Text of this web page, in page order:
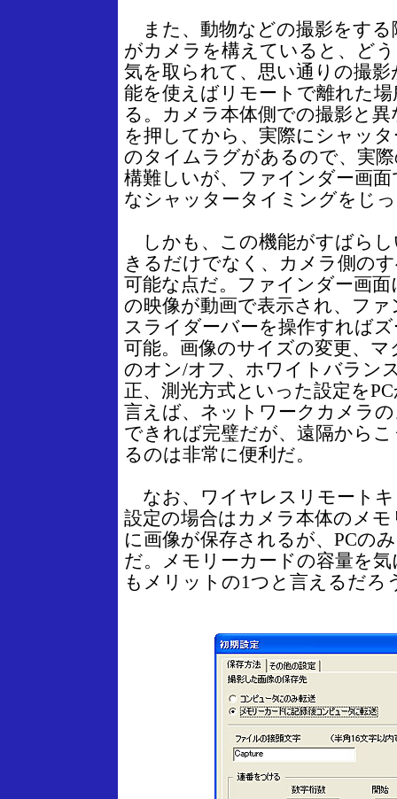
また、動物などの撮影をする
がカメラを構えていると、ど
気を取られて、思い通りの撮
能を使えばリモートで離れた
る。カメラ本体側での撮影と
を押してから、実際にシャッ
のタイムラグがあるので、実
構難しいが、ファインダー画
なシャッタータイミングをじ
しかも、この機能がすばら
きるだけでなく、カメラ側の
可能な点だ。ファインダー画
の映像が動画で表示され、フ
スライダーバーを操作すれば
可能。画像のサイズの変更、
のオン/オフ、ホワイトバラン
正、測光方式といった設定を
言えば、ネットワークカメラ
できれば完璧だが、遠隔から
るのは非常に便利だ。
なお、ワイヤレスリモート
設定の場合はカメラ本体のメ
に画像が保存されるが、PCの
だ。メモリーカードの容量を
もメリットの1つと言えるだろ